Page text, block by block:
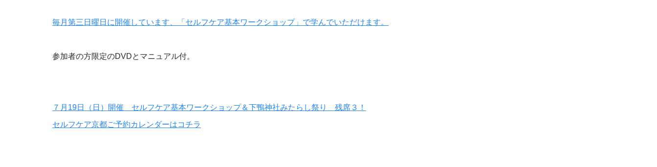
毎月第三日曜日に開催しています、「セルフケア基本ワークショップ」で学んでいただけます。
参加者の方限定のDVDとマニュアル付。
７月19日（日）開催 セルフケア基本ワークショップ＆下鴨神社みたらし祭り 残席３！
セルフケア京都ご予約カレンダーはコチラ